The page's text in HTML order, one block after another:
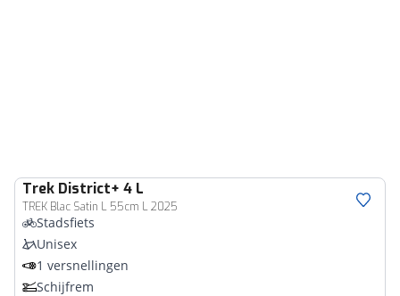
Trek District+ 4 L
TREK Blac Satin L 55cm L 2025
Stadsfiets
Unisex
1 versnellingen
Schijfrem